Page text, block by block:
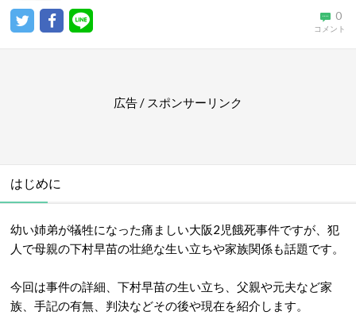
0
コメント
広告 / スポンサーリンク
はじめに
幼い姉弟が犠牲になった痛ましい大阪2児餓死事件ですが、犯
人で母親の下村早苗の壮絶な生い立ちや家族関係も話題です。
今回は事件の詳細、下村早苗の生い立ち、父親や元夫など家
族、手記の有無、判決などその後や現在を紹介します。